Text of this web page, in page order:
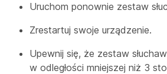
Uruchom ponownie zestaw
Zrestartuj swoje urządzenie.
Upewnij się, że zestaw
w odległości mniejszej niż 3